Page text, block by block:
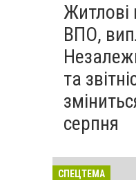
Житлові
ВПО,
та
серпня
СПЕЦТЕМА